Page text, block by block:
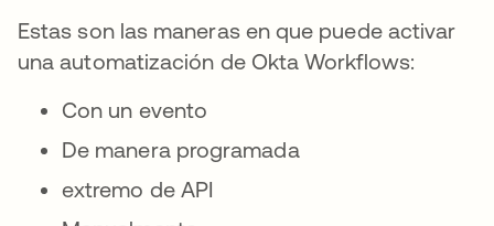
Estas son las maneras en que puede activar
una automatización de Okta Workflows:
Con un evento
De manera programada
extremo de API